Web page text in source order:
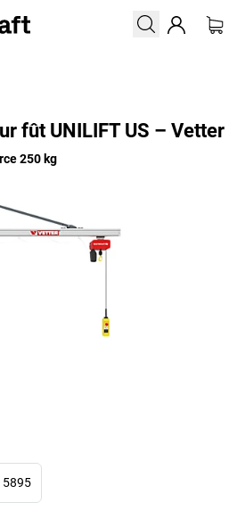
fût UNILIFT US – Vetter
250 kg
5895